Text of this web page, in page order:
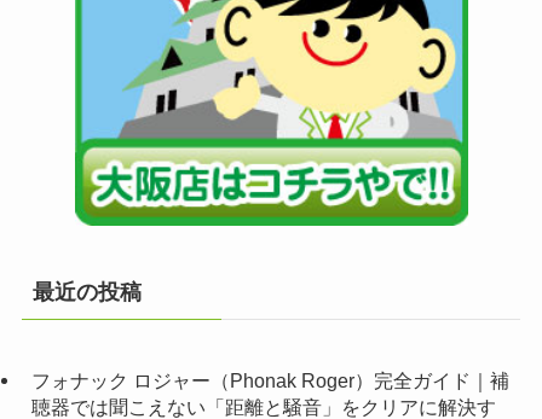
最近の投稿
フォナック ロジャー（Phonak Roger）完全ガイド｜補
聴器では聞こえない「距離と騒音」をクリアに解決す